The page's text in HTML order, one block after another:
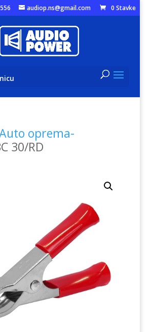
audiop.ns@gmail.com 0 Stavke
oprema-
30/RD